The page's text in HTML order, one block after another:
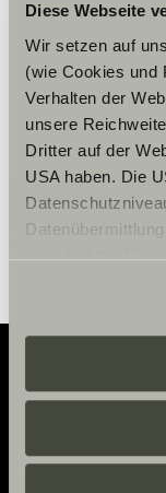
Diese Webseite
Wir setzen auf
(wie Cookies und
Verhalten der
unsere
Dritter auf der
USA haben. Die
ein erhöhtes
zustehen.
eigene Zwecke
einzelne
erteilen Sie uns
Now.